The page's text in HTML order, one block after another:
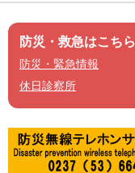
防災・救急はこちら
防災・緊急情報
休日診察所